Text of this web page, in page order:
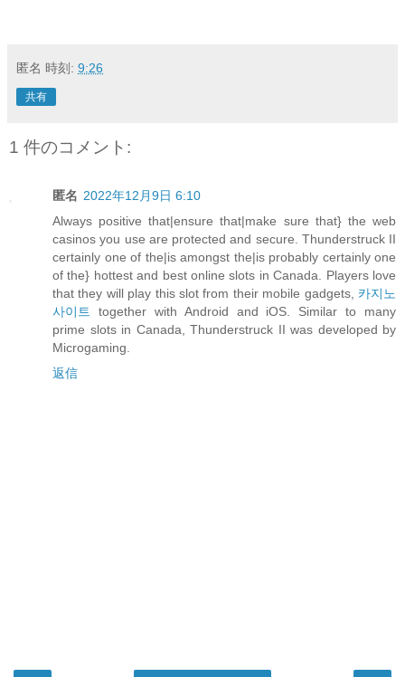
匿名 時刻: 9:26
共有
1 件のコメント:
匿名 2022年12月9日 6:10
Always positive that|ensure that|make sure that} the web
casinos you use are protected and secure. Thunderstruck II
certainly one of the|is amongst the|is probably certainly one
of the} hottest and best online slots in Canada. Players love
that they will play this slot from their mobile gadgets, 카지노
사이트 together with Android and iOS. Similar to many
prime slots in Canada, Thunderstruck II was developed by
Microgaming.
返信